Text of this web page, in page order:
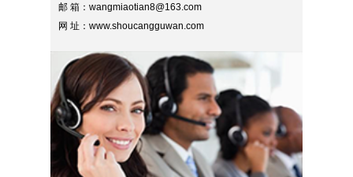
邮 箱：wangmiaotian8@163.com
网 址：www.shoucangguwan.com